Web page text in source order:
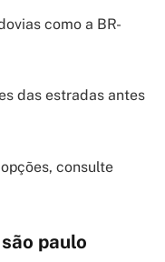
como a BR-
das estradas antes
consulte
paulo